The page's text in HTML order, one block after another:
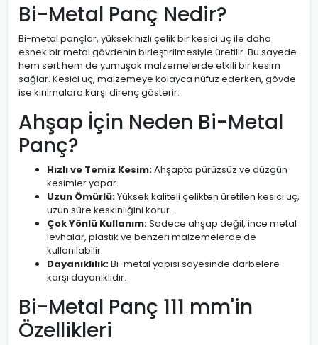
Bi-Metal Panç Nedir?
Bi-metal pançlar, yüksek hızlı çelik bir kesici uç ile daha
esnek bir metal gövdenin birleştirilmesiyle üretilir. Bu sayede
hem sert hem de yumuşak malzemelerde etkili bir kesim
sağlar. Kesici uç, malzemeye kolayca nüfuz ederken, gövde
ise kırılmalara karşı direnç gösterir.
Ahşap İçin Neden Bi-Metal
Panç?
Hızlı ve Temiz Kesim:Ahşapta pürüzsüz ve düzgün
kesimler yapar.
Uzun Ömürlü:Yüksek kaliteli çelikten üretilen kesici uç,
uzun süre keskinliğini korur.
Çok Yönlü Kullanım:Sadece ahşap değil, ince metal
levhalar, plastik ve benzeri malzemelerde de
kullanılabilir.
Dayanıklılık:Bi-metal yapısı sayesinde darbelere
karşı dayanıklıdır.
Bi-Metal Panç 111 mm'in
Özellikleri